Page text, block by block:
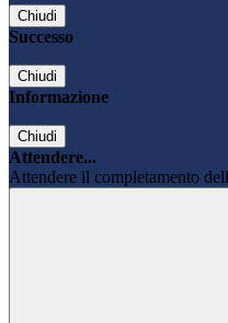
Chiudi
Successo
Chiudi
Informazione
Chiudi
Attendere...
Attendere il completamento